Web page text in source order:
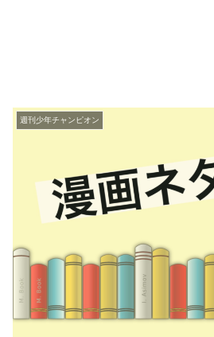
週刊少年チャンピオン